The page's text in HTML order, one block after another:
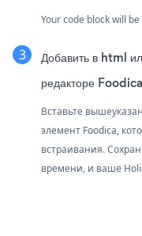
Your code block will
Добавить в html
редакторе Foodica
Вставьте
элемент Foodica,
встраивания.
времени, и ваше